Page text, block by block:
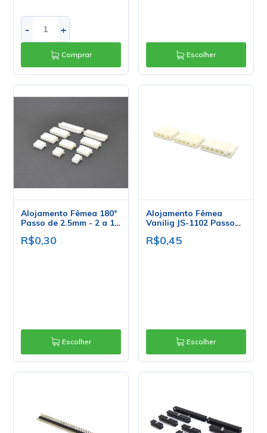
- +
Comprar Escolher
Alojamento Fêmea 180°
Passo de 2.5mm - 2 a 10
R$0,30
Escolher
Alojamento Fêmea
Vanilig JS-1102 Passo
Penzel
R$0,45
Escolher